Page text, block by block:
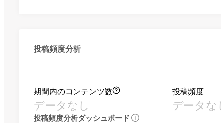
投稿頻度分析
期間内のコンテンツ数
データなし
投稿頻度
データな
投稿頻度分析ダッシュボード